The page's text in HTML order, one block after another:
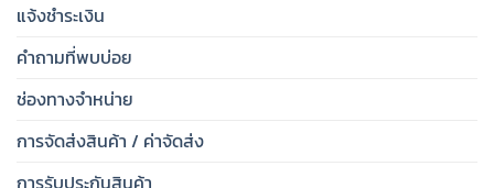
แจ้งชำระเงิน
คำถามที่พบบ่อย
ช่องทางจำหน่าย
การจัดส่งสินค้า / ค่าจัดส่ง